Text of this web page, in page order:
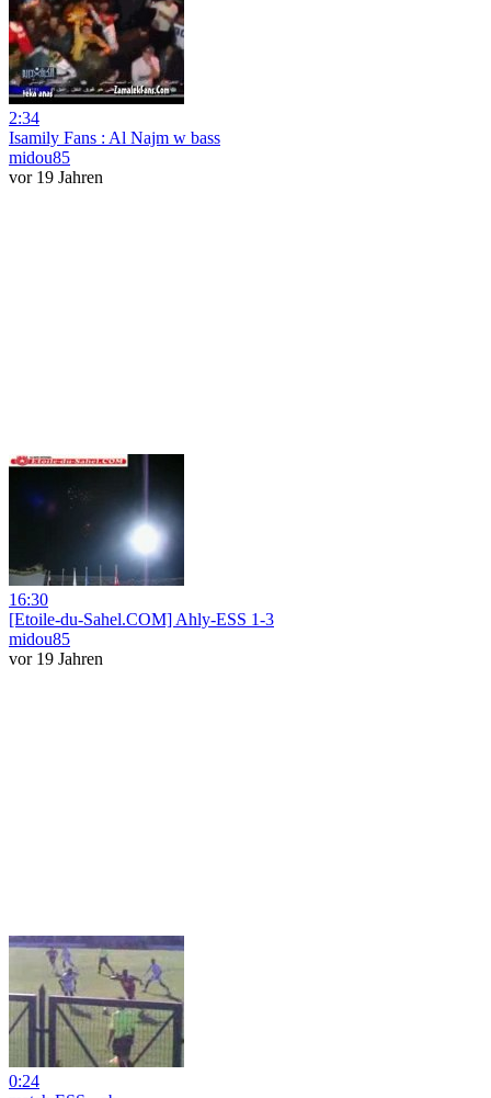
2:34
Isamily Fans : Al Najm w bass
midou85
vor 19 Jahren
16:30
[Etoile-du-Sahel.COM] Ahly-ESS 1-3
midou85
vor 19 Jahren
0:24